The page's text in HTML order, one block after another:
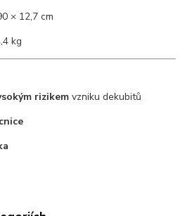
× 12,7 cm
kg
rizikem vzniku dekubitů